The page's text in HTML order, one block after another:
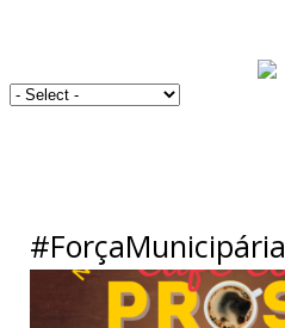
#ForçaMunicipária